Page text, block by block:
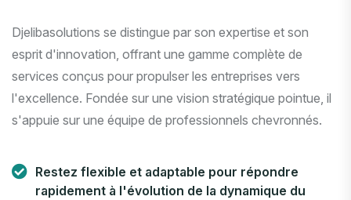
Djelibasolutions se distingue par son expertise et son
esprit d'innovation, offrant une gamme complète de
services conçus pour propulser les entreprises vers
l'excellence. Fondée sur une vision stratégique pointue, il
s'appuie sur une équipe de professionnels chevronnés.
Restez flexible et adaptable pour répondre
rapidement à l'évolution de la dynamique du